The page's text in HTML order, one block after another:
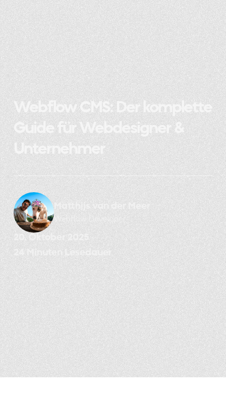
Webflow CMS: Der komplette
Guide für Webdesigner &
Unternehmer
Matthijs van der Meer
Webflow Developer
20. Oktober 2025
24 Minuten Lesedauer